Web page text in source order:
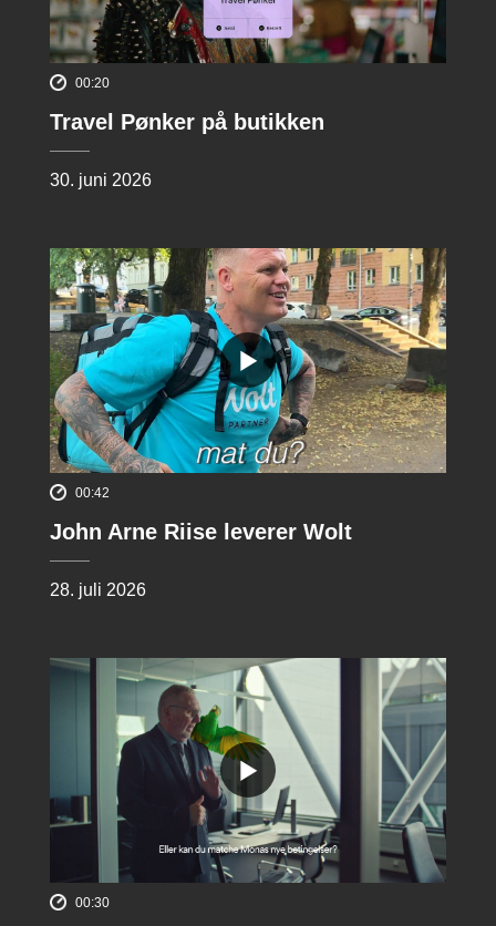
00:20
Travel Pønker på butikken
30. juni 2026
00:42
John Arne Riise leverer Wolt
28. juli 2026
00:30